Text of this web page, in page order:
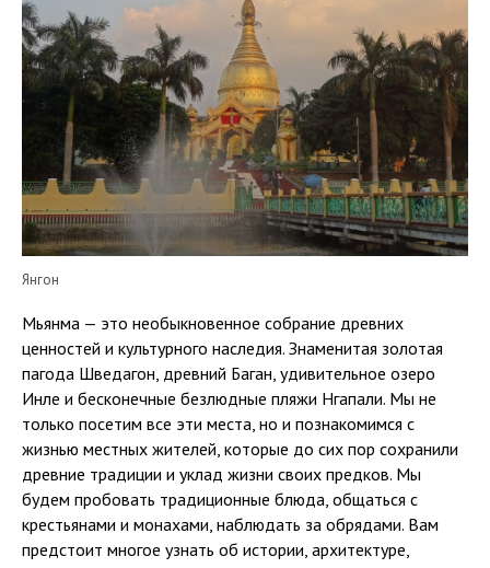
Янгон
Мьянма — это необыкновенное собрание древних
ценностей и культурного наследия. Знаменитая золотая
пагода Шведагон, древний Баган, удивительное озеро
Инле и бесконечные безлюдные пляжи Нгапали. Мы не
только посетим все эти места, но и познакомимся с
жизнью местных жителей, которые до сих пор сохранили
древние традиции и уклад жизни своих предков. Мы
будем пробовать традиционные блюда, общаться с
крестьянами и монахами, наблюдать за обрядами. Вам
предстоит многое узнать об истории, архитектуре,